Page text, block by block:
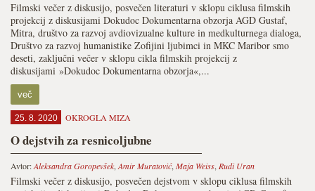
Filmski večer z diskusijo, posvečen literaturi v sklopu ciklusa filmskih
projekcij z diskusijami Dokudoc Dokumentarna obzorja AGD Gustaf,
Mitra, društvo za razvoj avdiovizualne kulture in medkulturnega dialoga,
Društvo za razvoj humanistike Zofijini ljubimci in MKC Maribor smo
deseti, zaključni večer v sklopu cikla filmskih projekcij z
diskusijami »Dokudoc Dokumentarna obzorja«,...
več
25. 8. 2020 OKROGLA MIZA
O dejstvih za resnicoljubne
Avtor:Aleksandra Goropevšek, Amir Muratović, Maja Weiss, Rudi Uran
Filmski večer z diskusijo, posvečen dejstvom v sklopu ciklusa filmskih